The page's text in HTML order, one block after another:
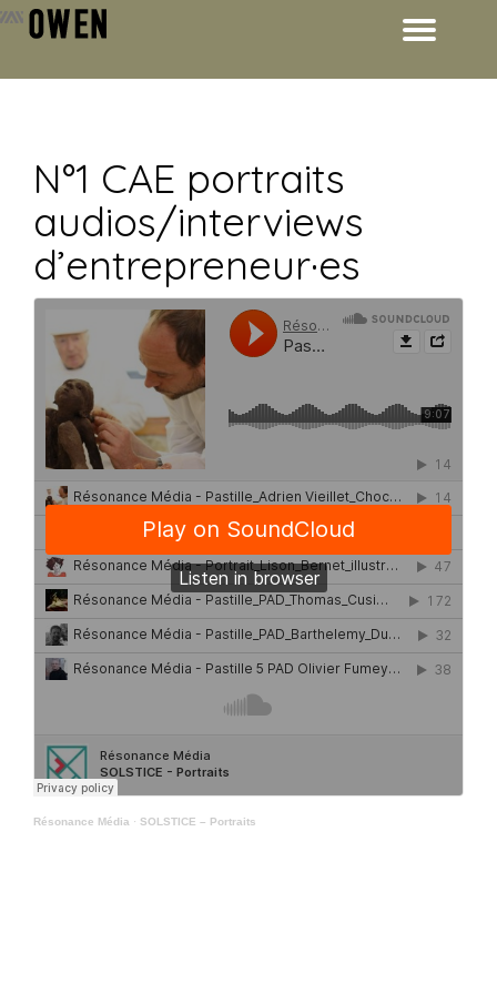
au
la
N°1 CAE portraits
audios/interviews
d’entrepreneur·es
Résonance Média · SOLSTICE – Portraits